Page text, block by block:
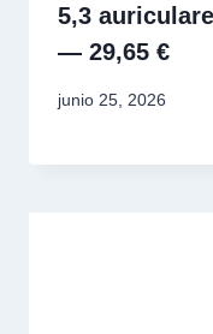
5,3
— 29,65 €
junio 25, 2026